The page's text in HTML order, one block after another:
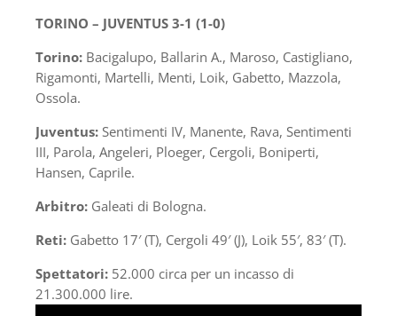
TORINO – JUVENTUS 3-1 (1-0)
Torino: Bacigalupo, Ballarin A., Maroso, Castigliano,
Rigamonti, Martelli, Menti, Loik, Gabetto, Mazzola,
Ossola.
Juventus: Sentimenti IV, Manente, Rava, Sentimenti
III, Parola, Angeleri, Ploeger, Cergoli, Boniperti,
Hansen, Caprile.
Arbitro: Galeati di Bologna.
Reti: Gabetto 17′ (T), Cergoli 49′ (J), Loik 55′, 83′ (T).
Spettatori: 52.000 circa per un incasso di
21.300.000 lire.